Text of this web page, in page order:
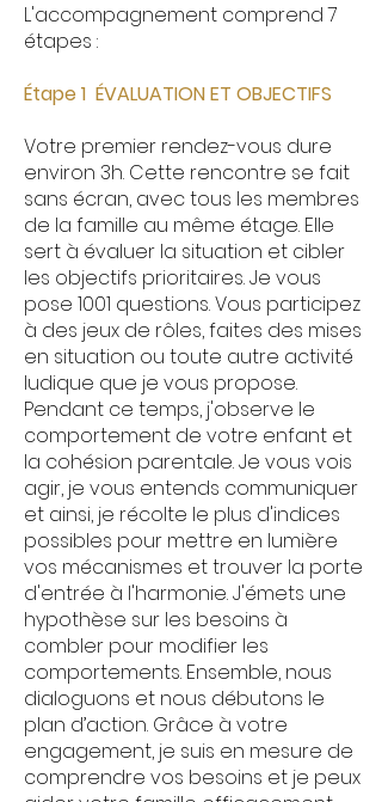
​L'accompagnement comprend 7
étapes :
Étape 1 ÉVALUATIONET OBJECTIFS
Votre premier rendez-vous dure
environ 3h. Cette rencontre se fait
sans écran, avec tous les membres
de la famille au même étage. Elle
sert à évaluer la situation et cibler
les objectifs prioritaires. Je vous
pose 1001 questions. Vous participez
à des jeux de rôles, faites des mises
en situation ou toute autre activité
ludique que je vous propose.
Pendant ce temps, j'observe le
comportement de votre enfant et
la cohésion parentale. Je vous vois
agir, je vous entends communiquer
et ainsi, je récolte le plus d'indices
possibles pour mettre en lumière
vos mécanismes et trouver la porte
d'entrée à l'harmonie.J'émets une
hypothèse sur les besoins à
combler pour modifier les
comportements. Ensemble, nous
dialoguons et nous débutons le
plan d’action. Grâce à votre
engagement, je suis en mesure de
comprendre vos besoins et je peux